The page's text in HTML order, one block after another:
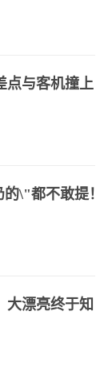
点与客机撞上
\"都不敢提！
大漂亮终于知